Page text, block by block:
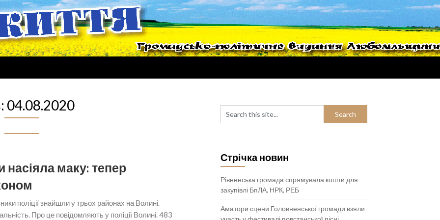
04.08.2020
маку: тепер
поліції знайшли у трьох районах на Волині.
Про це повідомляють у поліції Волині. 483
Стрічка новин
Рівненська громада спрямувала кошти для
закупівлі БпЛА, НРК, РЕБ
Аматори сцени Головненської громади взяли